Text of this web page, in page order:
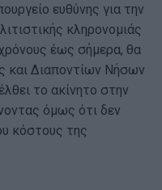
ευθύνης για την
κληρονομιάς
έως σήμερα, θα
και Διαποντίων Νήσων
το ακίνητο στην
όμως ότι δεν
κόστους της